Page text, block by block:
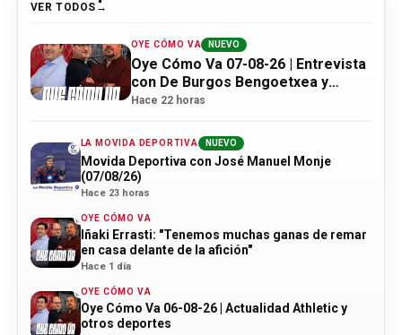
VER TODOS
OYE CÓMO VA NUEVO
Oye Cómo Va 07-08-26 | Entrevista
con De Burgos Bengoetxea y
actualidad Athletic
Hace 22 horas
LA MOVIDA DEPORTIVA NUEVO
Movida Deportiva con José Manuel Monje
(07/08/26)
Hace 23 horas
OYE CÓMO VA
Iñaki Errasti: "Tenemos muchas ganas de remar
en casa delante de la afición"
Hace 1 día
OYE CÓMO VA
Oye Cómo Va 06-08-26 | Actualidad Athletic y
otros deportes